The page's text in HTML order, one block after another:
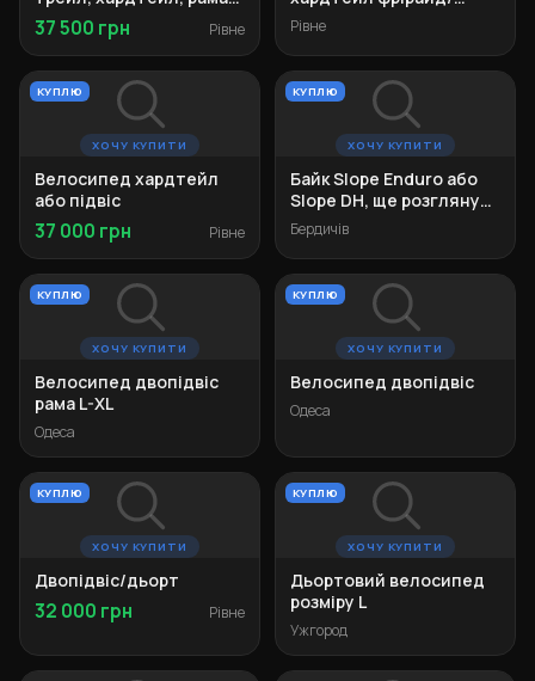
M-L
37 500 грн Рівне
ендуро
Рівне
ХОЧУ КУПИТИ
КУПЛЮ
Велосипед хардтейл
або підвіс
37 000 грн Рівне
ХОЧУ КУПИТИ
КУПЛЮ
Байк Slope Enduro або
Slope DH, ще розгляну
Dartmoor Hornet Pro
Бердичів
ХОЧУ КУПИТИ
КУПЛЮ
Велосипед двопідвіс
рама L-XL
Одеса
ХОЧУ КУПИТИ
КУПЛЮ
Велосипед двопідвіс
Одеса
ХОЧУ КУПИТИ
КУПЛЮ
Двопідвіс/дьорт
32 000 грн Рівне
ХОЧУ КУПИТИ
КУПЛЮ
Дьортовий велосипед
розміру L
Ужгород